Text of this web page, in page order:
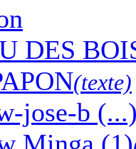
DES
(texte)
jose-b